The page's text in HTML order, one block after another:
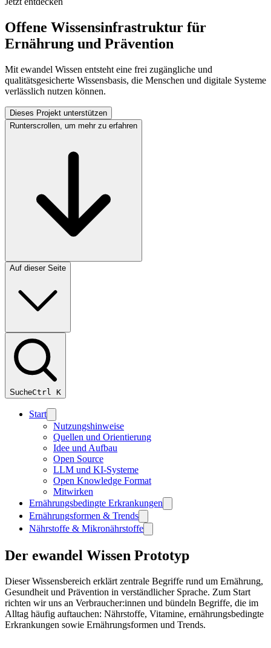
Offene Wissensinfrastruktur für
Ernährung und Prävention
Mit ewandel Wissen entsteht eine frei zugängliche und
qualitätsgesicherte Wissensbasis, die Menschen und digitale Systeme
verlässlich nutzen können.
Dieses Projekt unterstützen
Runterscrollen, um mehr zu erfahren
Auf dieser Seite
SucheCtrl K
Start
Nutzungshinweise
Quellen und Orientierung
Idee und Aufbau
Open Source
LLM und KI-Systeme
Open Knowledge Format
Mitwirken
Ernährungsbedingte Erkrankungen
Ernährungsformen & Trends
Nährstoffe & Mikronährstoffe
Der ewandel Wissen Prototyp
Dieser Wissensbereich erklärt zentrale Begriffe rund um Ernährung,
Gesundheit und Prävention in verständlicher Sprache. Zum Start
richten wir uns an Verbraucher:innen und bündeln Begriffe, die im
Alltag häufig auftauchen: Nährstoffe, Vitamine, ernährungsbedingte
Erkrankungen sowie Ernährungsformen und Trends.